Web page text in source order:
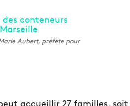
Aubert, préfète pour
accueillir 27 familles, soit